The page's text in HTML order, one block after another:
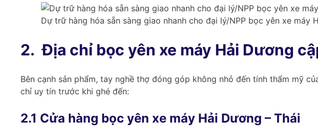
Dự trữ hàng hóa sẵn sàng giao nhanh cho đại lý/NPP bọc yên xe máy
2.Địa chỉ bọc yên xe máy Hải Dương
Bên cạnh sản phẩm, tay nghề thợ đóng góp không nhỏ đến tính thẩm mỹ
chỉ uy tín trước khi ghé đến:
2.1 Cửa hàng bọc yên xe máy Hải Dương – Thái